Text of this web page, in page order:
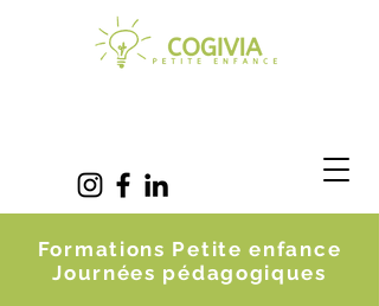
Formations Petite enfance
Journées pédagogiques